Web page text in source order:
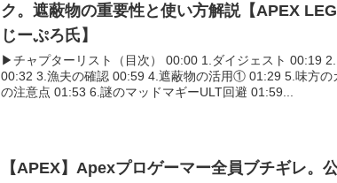
ク。遮蔽物の重要性と使い方解説【APEX
じーぷろ氏】
▶︎チャプターリスト（目次） 00:00 1.ダイジェスト 00:19
00:32 3.漁夫の確認 00:59 4.遮蔽物の活用① 01:29 5.味方の
の注意点 01:53 6.謎のマッドマギーULT回避 01:59...
【APEX】Apexプロゲーマー全員ブチギレ。